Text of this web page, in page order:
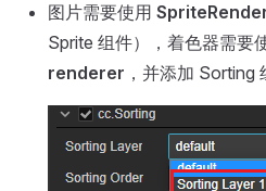
图片需要使用
Sprite 组件），着色器需要
renderer ，并添加 Sorting